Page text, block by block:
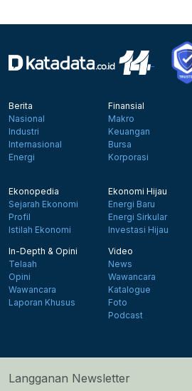
Berita
Nasional
Industri
Internasional
Energi
Finansial
Makro
Keuangan
Bursa
Korporasi
Ekonopedia
Sejarah Ekonomi
Profil
Istilah Ekonomi
Ekonomi Hijau
Energi Baru
Energi Sirkular
Investasi Hijau
In-Depth & Opini
Telaah
Opini
Wawancara
Laporan Khusus
Video
News
Wawancara
Katalogue
Foto
Podcast
Langganan Newsletter